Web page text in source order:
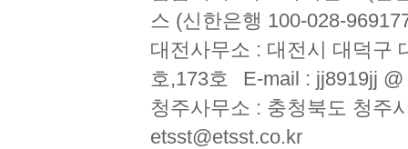
스 (신한은행 100-028-
대전사무소 : 대전시 대덕구
호,173호
E-mail : jj8919jj
청주사무소 : 충청북도 청주
etsst@etsst.co.kr